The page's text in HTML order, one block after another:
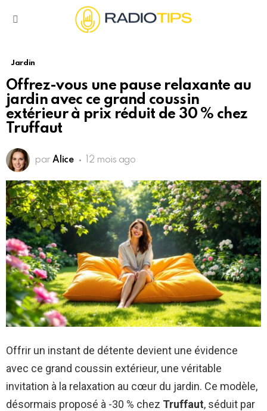
Jardin
Offrez-vous une pause relaxante au
jardin avec ce grand coussin
extérieur à prix réduit de 30 % chez
Truffaut
par Alice 12 mois ago
Offrir un instant de détente devient une évidence
avec ce grand coussin extérieur, une véritable
invitation à la relaxation au cœur du jardin. Ce modèle,
désormais proposé à -30 % chez Truffaut, séduit par